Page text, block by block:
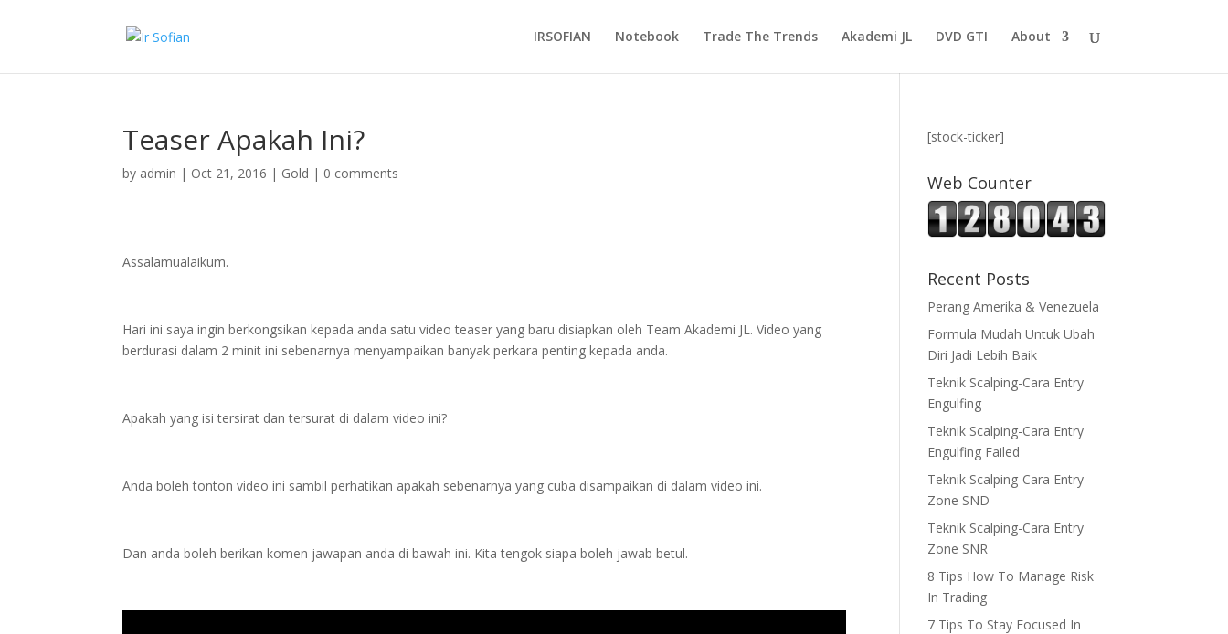
IRSOFIAN Notebook Trade The Trends Akademi JL DVD GTI About
Teaser Apakah Ini?
by admin | Oct 21, 2016 | Gold | 0 comments
Assalamualaikum.
Hari ini saya ingin berkongsikan kepada anda satu video teaser yang baru disiapkan oleh Team Akademi JL. Video yang
berdurasi dalam 2 minit ini sebenarnya menyampaikan banyak perkara penting kepada anda.
Apakah yang isi tersirat dan tersurat di dalam video ini?
Anda boleh tonton video ini sambil perhatikan apakah sebenarnya yang cuba disampaikan di dalam video ini.
Dan anda boleh berikan komen jawapan anda di bawah ini. Kita tengok siapa boleh jawab betul.
[stock-ticker]
Web Counter
Recent Posts
Perang Amerika & Venezuela
Formula Mudah Untuk Ubah
Diri Jadi Lebih Baik
Teknik Scalping-Cara Entry
Engulfing
Teknik Scalping-Cara Entry
Engulfing Failed
Teknik Scalping-Cara Entry
Zone SND
Teknik Scalping-Cara Entry
Zone SNR
8 Tips How To Manage Risk
In Trading
7 Tips To Stay Focused In